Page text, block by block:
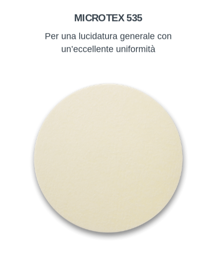
MICROTEX 535
Per una lucidatura generale con
un’eccellente uniformità